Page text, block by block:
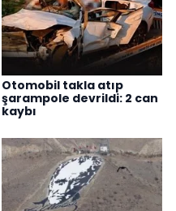
Otomobil takla atıp
şarampole devrildi: 2 can
kaybı